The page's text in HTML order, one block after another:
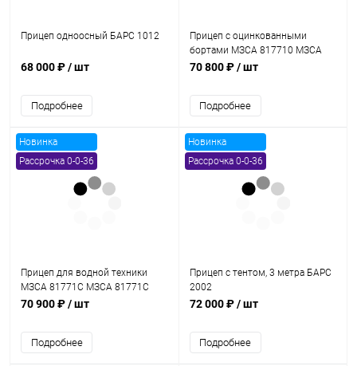
Прицеп одноосный БАРС 1012
68 000 ₽/ шт
Подробнее
Прицеп с оцинкованными
бортами МЗСА 817710 МЗСА
817710 022
70 800 ₽/ шт
Подробнее
Новинка
Рассрочка 0-0-36
Прицеп для водной техники
МЗСА 81771С МЗСА 81771С
014
70 900 ₽/ шт
Подробнее
Новинка
Рассрочка 0-0-36
Прицеп с тентом, 3 метра БАРС
2002
72 000 ₽/ шт
Подробнее